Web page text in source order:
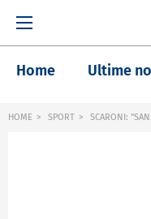
Home Ultime
HOME SPORT SCARONI: